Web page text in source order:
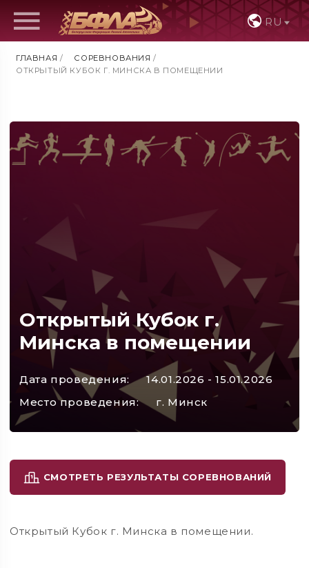
RU
ГЛАВНАЯ / СОРЕВНОВАНИЯ /
ОТКРЫТЫЙ КУБОК Г. МИНСКА В ПОМЕЩЕНИИ
Открытый Кубок г.
Минска в помещении
Дата проведения:
14.01.2026 - 15.01.2026
Место проведения:
г. Минск
СМОТРЕТЬ РЕЗУЛЬТАТЫ СОРЕВНОВАНИЙ
Открытый Кубок г. Минска в помещении.